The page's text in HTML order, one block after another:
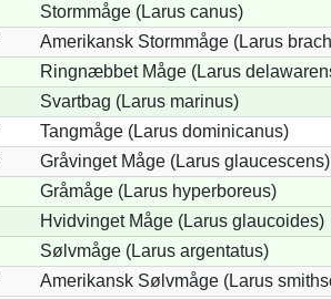
Stormmåge (Larus canus)
Amerikansk Stormmåge (Larus
Ringnæbbet Måge (Larus
Svartbag (Larus marinus)
Tangmåge (Larus dominicanus)
Gråvinget Måge (Larus glaucescens)
Gråmåge (Larus hyperboreus)
Hvidvinget Måge (Larus glaucoides)
Sølvmåge (Larus argentatus)
Amerikansk Sølvmåge (Larus